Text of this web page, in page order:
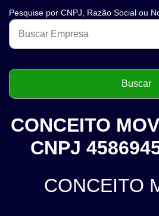
Pesquise por CNPJ, Razão Social ou
CONCEITO
CNPJ
CONCEITO